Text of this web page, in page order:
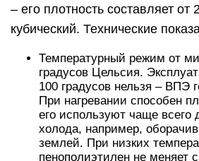
– его плотность составляет от
кубический. Технические
Температурный режим от
градусов Цельсия.
100 градусов нельзя – ВПЭ
При нагревании способен
его используют чаще всего
холода, например,
землей. При низких
пенополиэтилен не меняет